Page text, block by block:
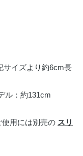
サイズより約6cm長
ル：約131cm
用には別売の スリ